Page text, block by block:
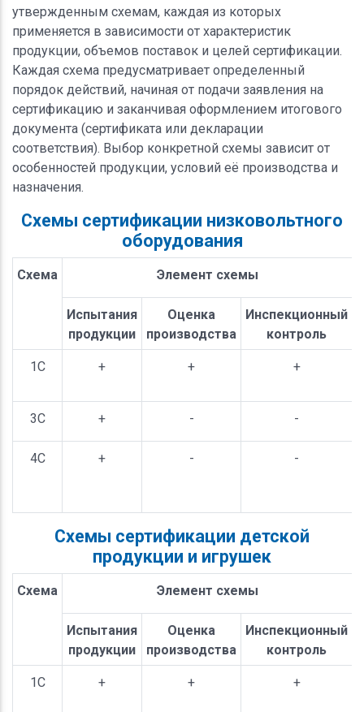
утвержденным схемам, каждая из которых
применяется в зависимости от характеристик
продукции, объемов поставок и целей сертификации.
Каждая схема предусматривает определенный
порядок действий, начиная от подачи заявления на
сертификацию и заканчивая оформлением итогового
документа (сертификата или декларации
соответствия). Выбор конкретной схемы зависит от
особенностей продукции, условий её производства и
назначения.
Схемы сертификации низковольтного
оборудования
Схема Элемент схемы
Испытания
продукции
Оценка
производства
Инспекционный
контроль
1С + + +
3С + - -
4С + -
-
Схемы сертификации детской
продукции и игрушек
Схема Элемент схемы
Испытания
продукции
Оценка
производства
Инспекционный
контроль
1С + + +